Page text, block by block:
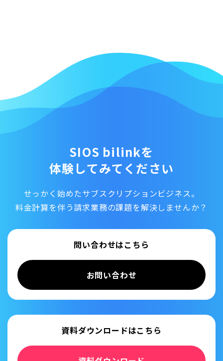
SIOS bilinkを
体験してみてください
せっかく始めたサブスクリプションビジネス。
料金計算を伴う請求業務の課題を解決しませんか？
問い合わせはこちら
お問い合わせ
資料ダウンロードはこちら